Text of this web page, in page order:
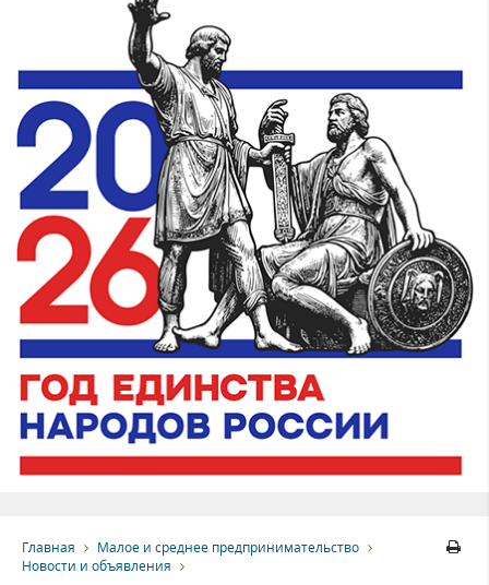
Главная
Малое и среднее предпринимательство
Новости и объявления